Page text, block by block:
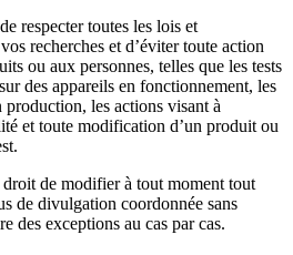
respecter toutes les lois et
recherches et d’éviter toute action
ou aux personnes, telles que les tests
des appareils en fonctionnement, les
production, les actions visant à
et toute modification d’un produit ou
de modifier à tout moment tout
de divulgation coordonnée sans
des exceptions au cas par cas.